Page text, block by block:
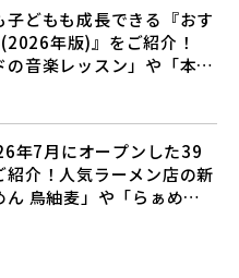
子どもも成長できる『おす
年版)』をご紹介！
の音楽レッスン」や「本格
で新しい自分を見つけよ
年7月にオープンした39
紹介！人気ラーメン店の新
ん 鳥紬麦」や「らぁめん
盛りだくさん♪